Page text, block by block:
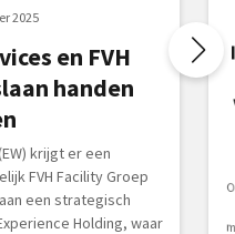
2025
en FVH
handen
krijgt er een
FVH Facility Groep
een strategisch
Holding, waar